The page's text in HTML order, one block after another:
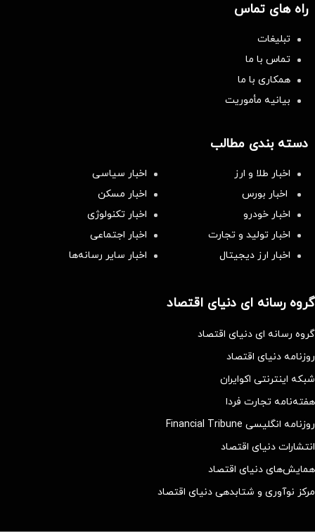
راه های تماس
تبلیغات
تماس با ما
همکاری با ما
بیانیه مأموریت
دسته بندی مطالب
اخبار طلا و ارز
اخبار سیاسی
اخبار بورس
اخبار مسکن
اخبار خودرو
اخبار تکنولوژی
اخبار تولید و تجارت
اخبار اجتماعی
اخبار ارز دیجیتال
اخبار سایر رسانه‌‌ها
گروه رسانه ای دنیای اقتصاد
گروه رسانه ای دنیای اقتصاد
روزنامه دنیای اقتصاد
شبکه اینترنتی اکوایران
هفته‌نامه تجارت فردا
روزنامه انگلیسی Financial Tribune
انتشارات دنیای اقتصاد
همایش‌های دنیای اقتصاد
مرکز نوآوری و شتابدهی دنیای اقتصاد